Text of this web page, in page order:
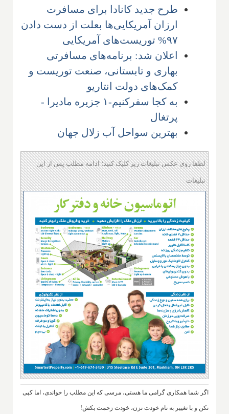
طرح جدید کانادا برای مسافرت
ارزان آمریکایی‌ها بعلت از دست دادن
۹۷% توریست‌های آمریکایی
اعلان شد: برنامه‌‌های مسافرتی
بهاری و تابستانی، صنعت توریست و
کمک‌های دولت انتاریو
به کجا سفرکنیم-۱ جزیره مادیرا -
پرتغال
بهترین سواحل آب زلال جهان
لطفا روی عکس تبلیغات زیر کلیک کنید؛ ادامه مطلب پس از این
تبلیغات
اگر شما همکاری گرامی ما هستی، مرسی که این مطلب را خواندی، اما کپی
نکن و با تغییر به نام خودت نزن، خودت زحمت بکش!